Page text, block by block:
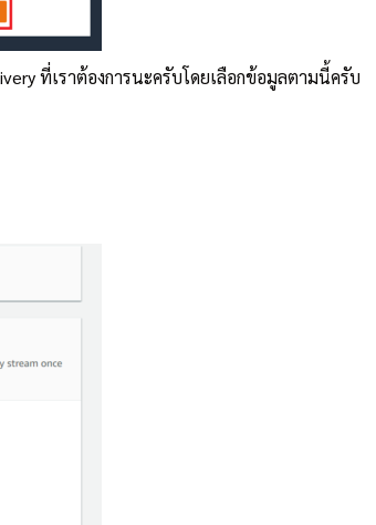
ที่เราต้องการนะครับโดยเลือกข้อมูลตามนี้ครับ